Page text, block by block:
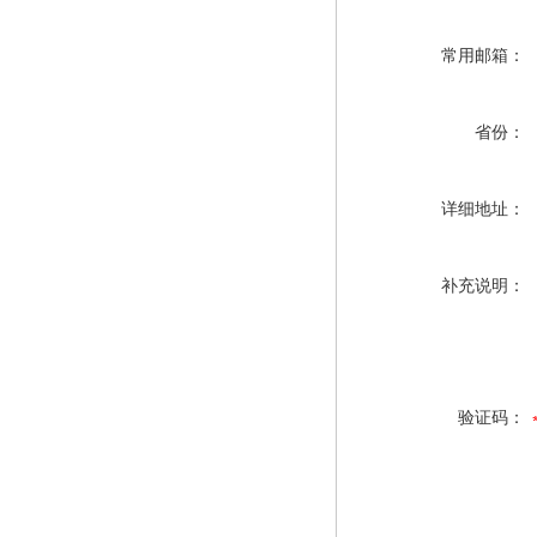
常用邮箱：
省份：
详细地址：
补充说明：
验证码：